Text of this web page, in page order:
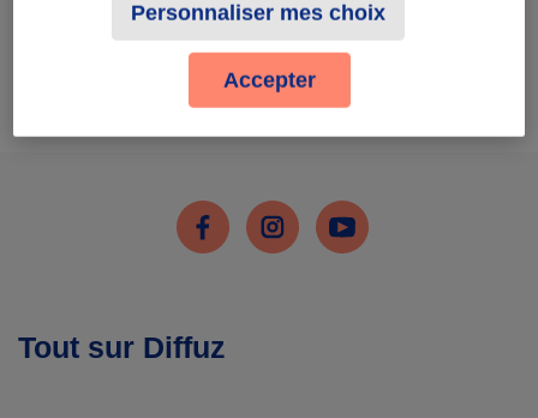
Me connecter
FacebookInstagramYoutube
Tout sur Diffuz
Personnaliser mes choix
Accepter